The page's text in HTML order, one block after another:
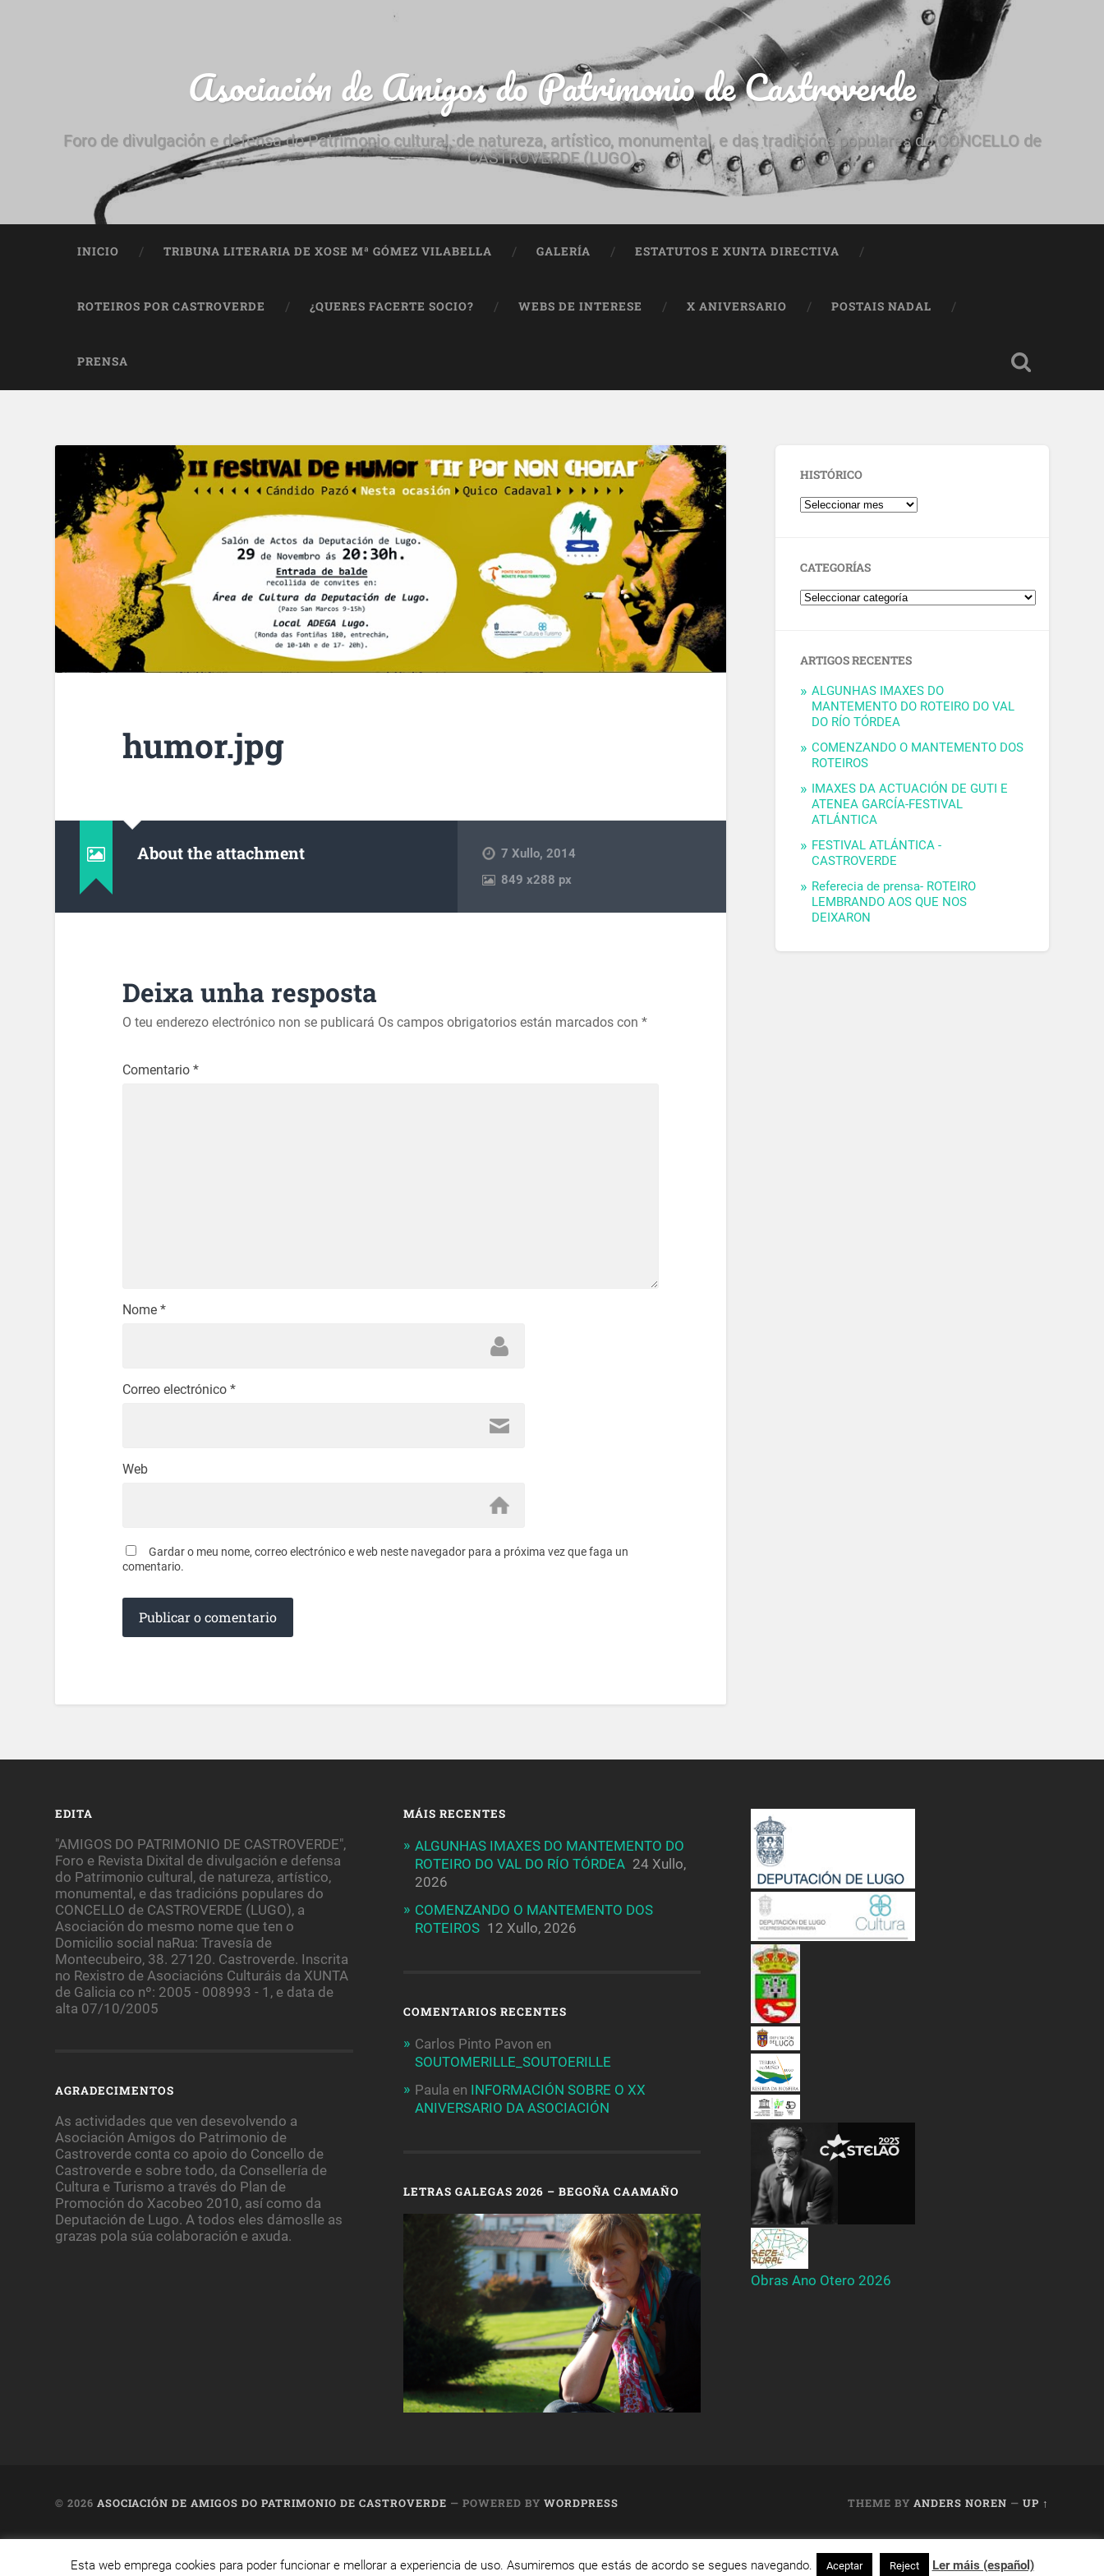
Asociación de Amigos do Patrimonio de Castroverde
Foro de divulgación e defensa do Patrimonio cultural, de natureza, artístico, monumental, e das tradicións populares do CONCELLO de
CASTROVERDE (LUGO)
INICIO TRIBUNA LITERARIA DE XOSE Mª GÓMEZ VILABELLA GALERÍA ESTATUTOS E XUNTA DIRECTIVA
ROTEIROS POR CASTROVERDE ¿QUERES FACERTE SOCIO? WEBS DE INTERESE X ANIVERSARIO POSTAIS NADAL
PRENSA
humor.jpg
About the attachment
7 Xullo, 2014
849x288 px
Deixa unha resposta
O teu enderezo electrónico non se publicará Os campos obrigatorios están marcados con *
Comentario *
Nome *
Correo electrónico *
Web
Gardar o meu nome, correo electrónico e web neste navegador para a próxima vez que faga un
comentario.
HISTÓRICO
CATEGORÍAS
ARTIGOS RECENTES
ALGUNHAS IMAXES DO
MANTEMENTO DO ROTEIRO DO VAL
DO RÍO TÓRDEA
COMENZANDO O MANTEMENTO DOS
ROTEIROS
IMAXES DA ACTUACIÓN DE GUTI E
ATENEA GARCÍA-FESTIVAL
ATLÁNTICA
FESTIVAL ATLÁNTICA -
CASTROVERDE
Referecia de prensa- ROTEIRO
LEMBRANDO AOS QUE NOS
DEIXARON
EDITA
"AMIGOS DO PATRIMONIO DE CASTROVERDE",
Foro e Revista Dixital de divulgación e defensa
do Patrimonio cultural, de natureza, artístico,
monumental, e das tradicións populares do
CONCELLO de CASTROVERDE (LUGO), a
Asociación do mesmo nome que ten o
Domicilio social naRua: Travesía de
Montecubeiro, 38. 27120. Castroverde. Inscrita
no Rexistro de Asociacións Culturáis da XUNTA
de Galicia co nº: 2005 - 008993 - 1, e data de
alta 07/10/2005
AGRADECIMENTOS
As actividades que ven desevolvendo a
Asociación Amigos do Patrimonio de
Castroverde conta co apoio do Concello de
Castroverde e sobre todo, da Consellería de
Cultura e Turismo a través do Plan de
Promoción do Xacobeo 2010, así como da
Deputación de Lugo. A todos eles dámoslle as
grazas pola súa colaboración e axuda.
MÁIS RECENTES
ALGUNHAS IMAXES DO MANTEMENTO DO
ROTEIRO DO VAL DO RÍO TÓRDEA 24 Xullo,
2026
COMENZANDO O MANTEMENTO DOS
ROTEIROS 12 Xullo, 2026
COMENTARIOS RECENTES
Carlos Pinto Pavon en
SOUTOMERILLE_SOUTOERILLE
Paula en INFORMACIÓN SOBRE O XX
ANIVERSARIO DA ASOCIACIÓN
LETRAS GALEGAS 2026 – BEGOÑA CAAMAÑO
Obras Ano Otero 2026
© 2026 ASOCIACIÓN DE AMIGOS DO PATRIMONIO DE CASTROVERDE — POWERED BYWORDPRESS THEME BY ANDERS NOREN — UP ↑
Web creada, aloxada e mantida por Café Dixital SL - 2026. Visítanos enhttps://cafedixital.comou ponte en contacto con nos eninfo@cafedixital.com.
Esta web emprega cookies para poder funcionar e mellorar a experiencia de uso. Asumiremos que estás de acordo se segues navegando. Aceptar Reject Ler máis (español)